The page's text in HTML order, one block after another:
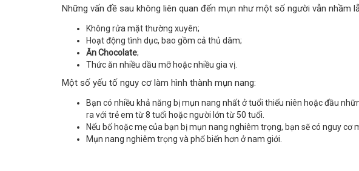
Những vấn đề sau không liên quan đến mụn như một số người vẫn nhầm
Không rửa mặt thường xuyên;
Hoạt động tình dục, bao gồm cả thủ dâm;
Ăn Chocolate;
Thức ăn nhiều dầu mỡ hoặc nhiều gia vị.
Một số yếu tố nguy cơ làm hình thành mụn nang:
Bạn có nhiều khả năng bị mụn nang nhất ở tuổi thiếu niên hoặc đầu
ra với trẻ em từ 8 tuổi hoặc người lớn từ 50 tuổi.
Nếu bố hoặc mẹ của bạn bị mụn nang nghiêm trọng, bạn sẽ có nguy cơ
Mụn nang nghiêm trọng và phổ biến hơn ở nam giới.